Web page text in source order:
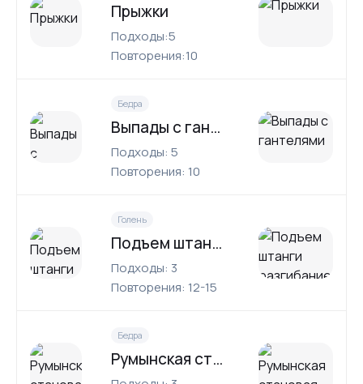
Прыжки
Подходы:5
Повторения:10
Бедра
Выпады с гантелями
Подходы: 5
Повторения: 10
Голень
Подъем штанги разгибанием голени
Подходы: 3
Повторения: 12-15
Бедра
Румынская становая тяга